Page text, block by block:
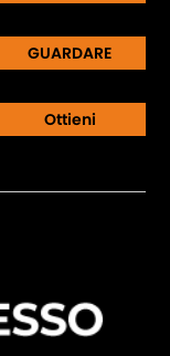
GUARDARE
Ottieni